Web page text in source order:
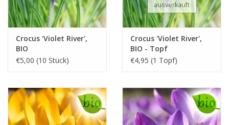
Crocus 'Violet River',
BIO
€5,00 (10 Stück)
ausverkauft
Crocus 'Violet River',
BIO - Topf
€4,95 (1 Topf)